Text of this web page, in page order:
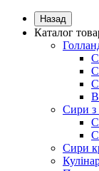
Назад
Каталог
Сири з
Сири